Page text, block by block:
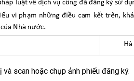
scan hoặc chụp ảnh phiếu đăng ký.